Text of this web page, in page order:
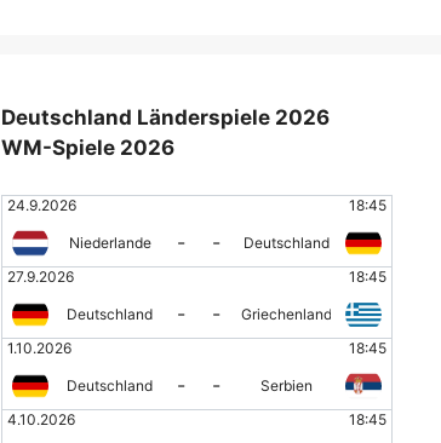
Deutschland Länderspiele 2026
WM-Spiele 2026
24.9.2026 18:45
Niederlande - -
Deutschland
27.9.2026
18:45
Deutschland - -
Griechenland
1.10.2026
18:45
Deutschland - -
Serbien
4.10.2026
18:45